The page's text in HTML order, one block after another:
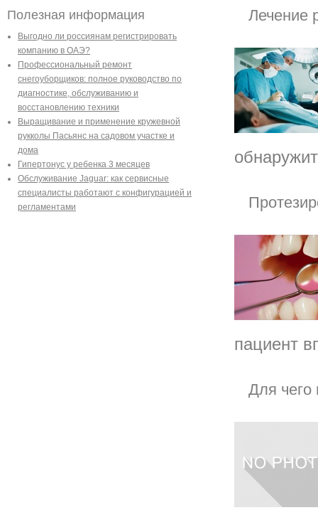
Полезная информация
Выгодно ли россиянам регистрировать
компанию в ОАЭ?
Профессиональный ремонт
снегоуборщиков: полное руководство по
диагностике, обслуживанию и
восстановлению техники
Выращивание и применение кружевной
рукколы Пасьянс на садовом участке и
дома
Гипертонус у ребенка 3 месяцев
Обслуживание Jaguar: как сервисные
специалисты работают с конфигурацией и
регламентами
Лечение
пациент
Для чего